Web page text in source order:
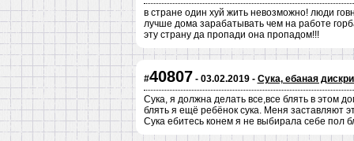
в стране один хуй жить невозможно! люди
лучше дома зарабатывать чем на работе
эту страну да пропади она пропадом!!!
#40807 - 03.02.2019 - Сука, ебаная
Сука, я должна делать все,все блять в этом
блять я ещё ребёнок сука. Меня заставляют
Сука ебитесь конем я не выбирала себе пол